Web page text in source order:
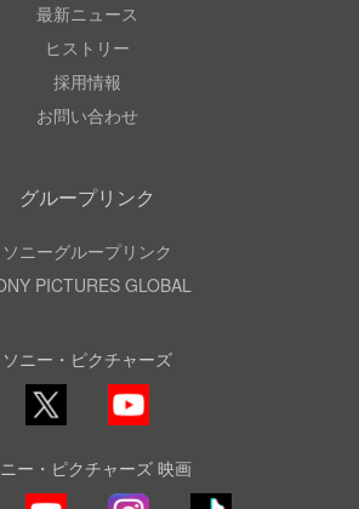
最新ニュース
ヒストリー
採用情報
お問い合わせ
グループリンク
ソニーグループリンク
PICTURES GLOBAL
ソニー・ピクチャーズ
ー・ピクチャーズ 映画